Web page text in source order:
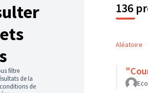
filtre
de la
de
136
Aléatoire